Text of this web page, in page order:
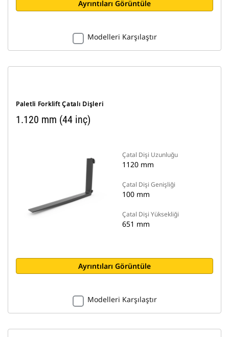
Ayrıntıları Görüntüle
Modelleri Karşılaştır
Paletli Forklift Çatalı Dişleri
1.120 mm (44 inç)
Çatal Dişi Uzunluğu
1120 mm
Çatal Dişi Genişliği
100 mm
Çatal Dişi Yüksekliği
651 mm
Ayrıntıları Görüntüle
Modelleri Karşılaştır